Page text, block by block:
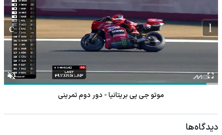
تور ملی والیبال ساحلی ترکمن
دیدگاه‌ها